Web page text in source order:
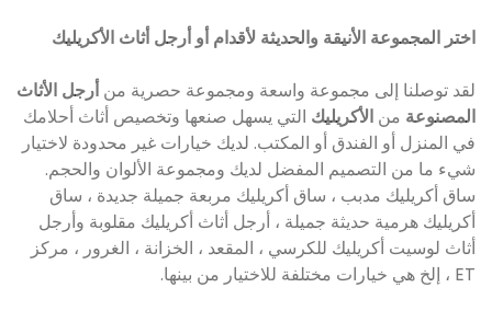
اختر المجموعة الأنيقة والحديثة لأقدام أو أرجل أثاث الأكريليك
لقد توصلنا إلى مجموعة واسعة ومجموعة حصرية منأرجل الأثاث
المصنوعة من الأكريليك التي يسهل صنعها وتخصيص أثاث أحلامك
في المنزل أو الفندق أو المكتب. لديك خيارات غير محدودة لاختيار
شيء ما من التصميم المفضل لديك ومجموعة الألوان والحجم.
ساق أكريليك مدبب ، ساق أكريليك مربعة جميلة جديدة ، ساق
أكريليك هرمية حديثة جميلة ، أرجل أثاث أكريليك مقلوبة وأرجل
أثاث لوسيت أكريليك للكرسي ، المقعد ، الخزانة ، الغرور ، مركز
ET ، إلخ هي خيارات مختلفة للاختيار من بينها.